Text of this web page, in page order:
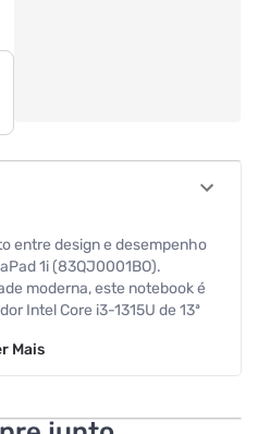
entre design e desempenho
1i (83QJ0001BO).
moderna, este notebook é
Intel Core i3-1315U de 13ª
desde navegação
a velocidade superior
Mais